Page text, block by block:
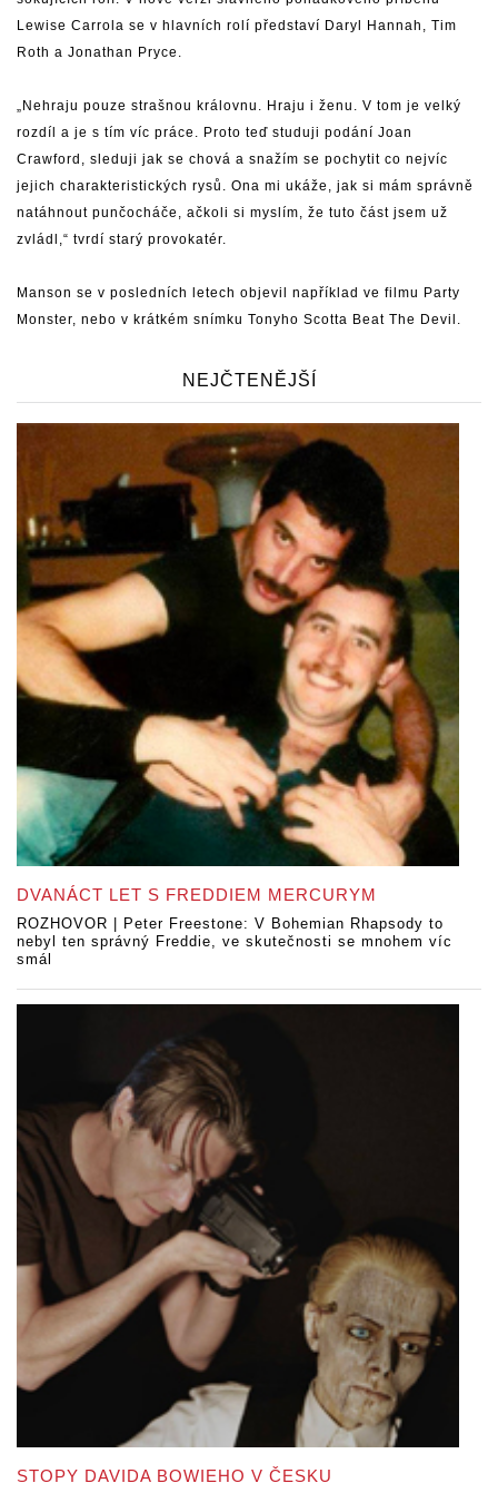
Lewise Carrola se v hlavních rolí představí Daryl Hannah, Tim
Roth a Jonathan Pryce.
„Nehraju pouze strašnou královnu. Hraju i ženu. V tom je velký
rozdíl a je s tím víc práce. Proto teď studuji podání Joan
Crawford, sleduji jak se chová a snažím se pochytit co nejvíc
jejich charakteristických rysů. Ona mi ukáže, jak si mám správně
natáhnout punčocháče, ačkoli si myslím, že tuto část jsem už
zvládl,“ tvrdí starý provokatér.
Manson se v posledních letech objevil například ve filmu Party
Monster, nebo v krátkém snímku Tonyho Scotta Beat The Devil.
NEJČTENĚJŠÍ
DVANÁCT LET S FREDDIEM MERCURYM
ROZHOVOR | Peter Freestone: V Bohemian Rhapsody to
nebyl ten správný Freddie, ve skutečnosti se mnohem víc
smál
STOPY DAVIDA BOWIEHO V ČESKU